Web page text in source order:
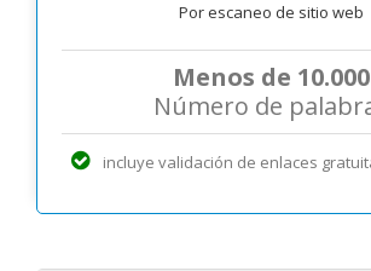
Por escaneo de sitio web
Menos de 10.000
Número de
incluye validación de enlaces